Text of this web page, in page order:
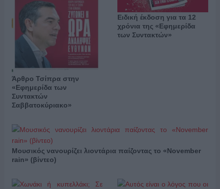
Άρθρο Τσίπρα στην
«Εφημερίδα των
Συντακτών
Σαββατοκύριακο»
Ειδική έκδοση για τα 12
χρόνια της «Εφημερίδα
των Συντακτών»
Μουσικός νανουρίζει λιοντάρια παίζοντας το «November
rain» (βίντεο)